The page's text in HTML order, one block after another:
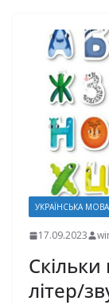
УКРАЇНСЬКА МОВА
17.09.2023
Скільки
літер/